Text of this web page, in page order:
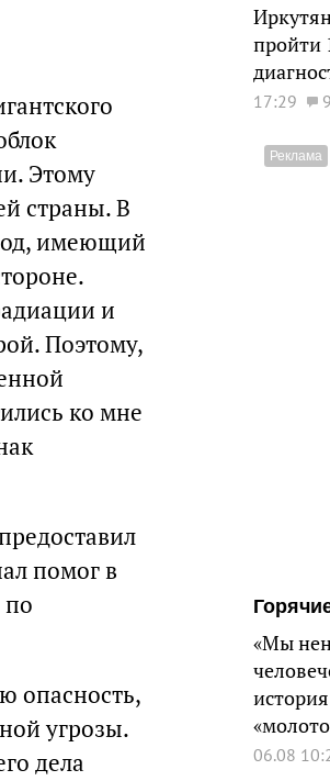
Этому
страны. В
имеющий
и
Поэтому,
ко мне
помог в
по
опасность,
угрозы.
дела
пройти
17:29
«Мы
06.08